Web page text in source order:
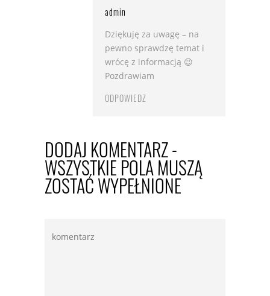
admin
Dziękuję za uwagę – na
pewno sprawdzę temat i
wrócę z informacją 😉
Pozdrawiam
ODPOWIEDZ
DODAJ KOMENTARZ -
WSZYSTKIE POLA MUSZĄ
ZOSTAĆ WYPEŁNIONE